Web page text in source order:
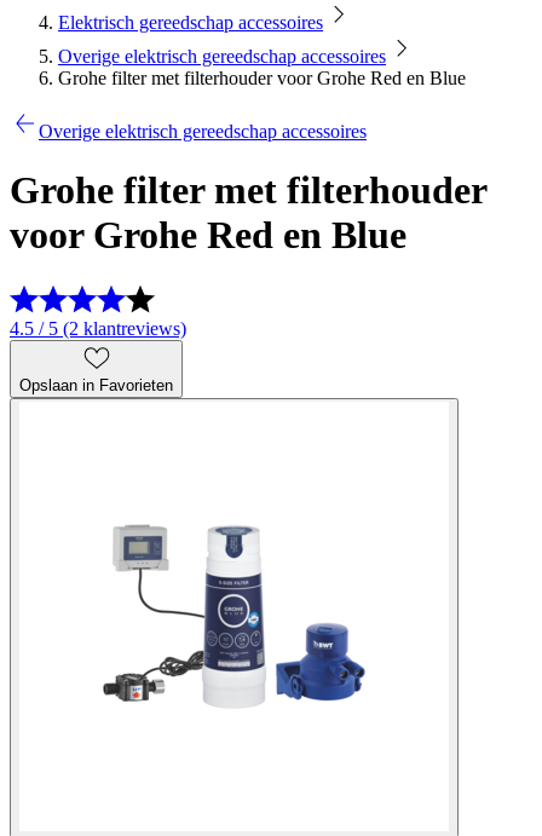
Elektrisch gereedschap accessoires
Overige elektrisch gereedschap accessoires
Grohe filter met filterhouder voor Grohe Red en Blue
Overige elektrisch gereedschap accessoires
Grohe filter met filterhouder
voor Grohe Red en Blue
4.5 / 5 (2 klantreviews)
Opslaan in Favorieten